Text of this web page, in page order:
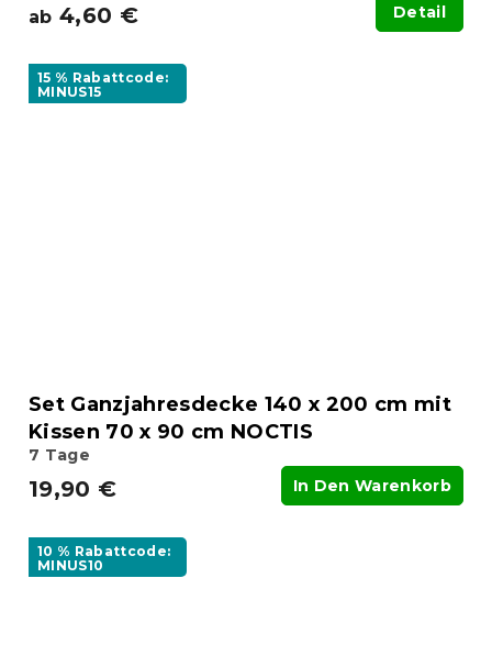
ab 4,60 € Detail
15 % Rabattcode:
MINUS15
Set Ganzjahresdecke 140 x 200 cm mit
Kissen 70 x 90 cm NOCTIS
7 Tage
19,90 € In Den Warenkorb
10 % Rabattcode:
MINUS10